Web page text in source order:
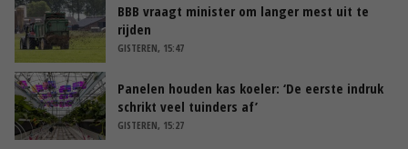
BBB vraagt minister om langer mest uit te
rijden
GISTEREN, 15:47
Panelen houden kas koeler: ‘De eerste indruk
schrikt veel tuinders af’
GISTEREN, 15:27